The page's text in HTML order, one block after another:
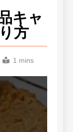
キャ
方
1 mins